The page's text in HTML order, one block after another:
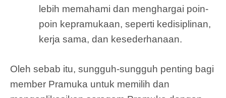
lebih memahami dan menghargai poin-
poin kepramukaan, seperti kedisiplinan,
kerja sama, dan kesederhanaan.
Oleh sebab itu, sungguh-sungguh penting bagi
member Pramuka untuk memilih dan